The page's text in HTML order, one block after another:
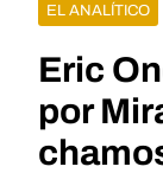
EL ANALÍTICO
Eric
por